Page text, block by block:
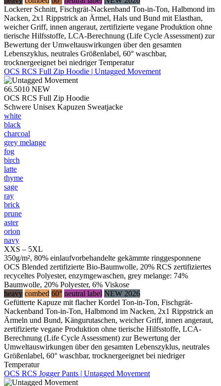
Lockerer Schnitt, Fischgrät-Nackenband Ton-in-Ton, Halbmond im
Nacken, 2x1 Rippstrick an Ärmel, Hals und Bund mit Elasthan,
weicher Griff, innen angeraut, zertifizierte vegane Produktion ohne
tierische Hilfsstoffe, LCA-Berechnung (Life Cycle Assessment) zur
Bewertung der Umweltauswirkungen über den gesamten
Lebenszyklus, neutrales Größenlabel, 60° waschbar,
trocknergeeignet bei niedriger Temperatur
OCS RCS Full Zip Hoodie | Untagged Movement
66.5010 NEW
OCS RCS Full Zip Hoodie
Schwere Unisex Kapuzen Sweatjacke
white
black
charcoal
grey melange
fog
birch
latte
thyme
sage
ray
brick
prune
aster
orion
navy
XXS – 5XL
350g/m², 80% einlaufvorbehandelte gekämmte ringgesponnene
OCS Blended zertifizierte Bio-Baumwolle, 20% RCS zertifiziertes
recyceltes Polyester, enzymgewaschen, grey melange: 74%
Baumwolle, 20% Polyester, 6% Viskose
heavy combed 60° neutral label NEW 2026
Gefütterte Kapuze mit flacher Kordel Ton-in-Ton, Fischgrät-
Nackenband Ton-in-Ton, Halbmond im Nacken, 2x1 Rippstrick an
Ärmeln und Bund, Kängurutaschen, weicher Griff, innen angeraut,
zertifizierte vegane Produktion ohne tierische Hilfsstoffe, LCA-
Berechnung (Life Cycle Assessment) zur Bewertung der
Umweltauswirkungen über den gesamten Lebenszyklus, neutrales
Größenlabel, 60° waschbar, trocknergeeignet bei niedriger
Temperatur
OCS RCS Jogger Pants | Untagged Movement